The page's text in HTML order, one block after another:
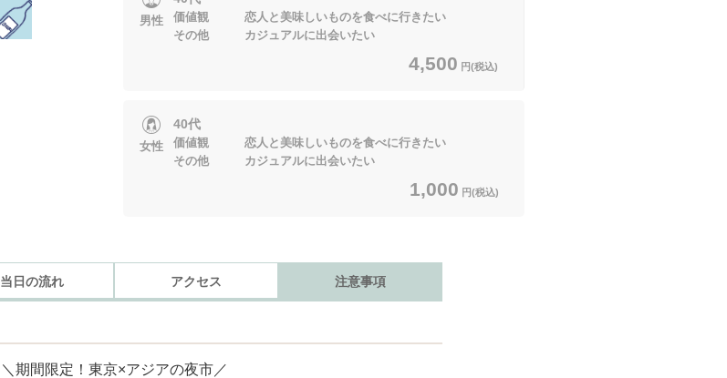
男性
価値観 恋人と美味しいものを食べに行きたい
その他 カジュアルに出会いたい
4,500 円(税込)
女性
40代
価値観 恋人と美味しいものを食べに行きたい
その他 カジュアルに出会いたい
1,000 円(税込)
当日の流れ アクセス 注意事項
＼期間限定！東京×アジアの夜市／